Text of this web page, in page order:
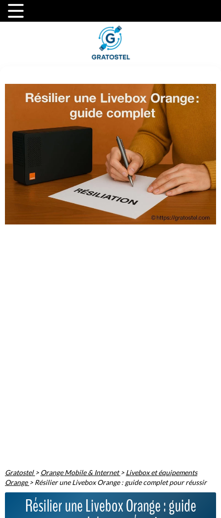
Gratostel >Orange Mobile & Internet >Livebox et équipements
Orange >Résilier une Livebox Orange : guide complet pour réussir
Résilier une Livebox Orange : guide